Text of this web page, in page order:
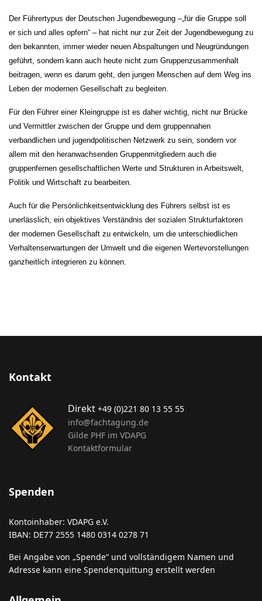
Der Führertypus der Deutschen Jugendbewegung –„für die Gruppe soll
er sich und alles opfern“ – hat nicht nur zur Zeit der Jugendbewegung zu
den bekannten, immer wieder neuen Abspaltungen und Neugründungen
geführt, sondern kann auch heute nicht zum Gruppenzusammenhalt
beitragen, wenn es darum geht, den jungen Menschen auf dem Weg ins
Leben der modernen Gesellschaft zu begleiten.
Für den Führer einer Kleingruppe ist es daher wichtig, nicht nur Brücke
und Vermittler zwischen der Gruppe und dem gruppennahen
verbandlichen und jugendpolitischen Netzwerk zu sein, sondern vor
allem mit den heranwachsenden Gruppenmitgliedern auch die
gruppenfernen gesellschaftlichen Werte und Strukturen in Arbeitswelt,
Politik und Wirtschaft zu bearbeiten.
Auch für die Persönlichkeitsentwicklung des Führers selbst ist es
unerlässlich, ein objektives Verständnis der sozialen Strukturfaktoren
der modernen Gesellschaft zu entwickeln, um die unterschiedlichen
Verhaltenserwartungen der Umwelt und die eigenen Wertevorstellungen
ganzheitlich integrieren zu können.
Kontakt
Direkt +49 (0)221 80 13 55 55
info@fachtagung.de
Gilde PHF im VDAPG
Kontaktformular
Spenden
Kontoinhaber: VDAPG e.V.
IBAN: DE77 2555 1480 0314 0278 71
Bei Angabe von „Spende“ und vollständigem Namen und
Adresse kann eine Spendenquittung erstellt werden